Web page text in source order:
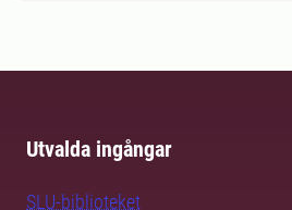
Utvalda ingångar
SLU-biblioteket